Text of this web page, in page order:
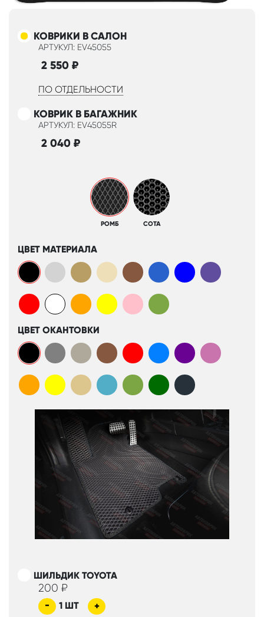
КОВРИКИ В САЛОН
АРТУКУЛ: EV45055
2 550 ₽
ПО ОТДЕЛЬНОСТИ
КОВРИК В БАГАЖНИК
АРТУКУЛ: EV45055R
2 040 ₽
РОМБ СОТА
ЦВЕТ МАТЕРИАЛА
ЦВЕТ ОКАНТОВКИ
ШИЛЬДИК TOYOTA
200 ₽
- 1 ШТ
+